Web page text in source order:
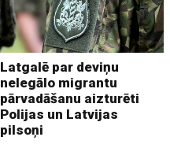
Latgalē par deviņu
nelegālo migrantu
pārvadāšanu aizturēti
Polijas un Latvijas
pilsoņi